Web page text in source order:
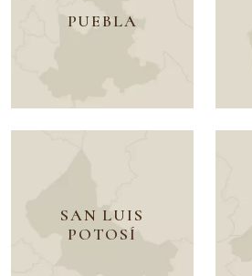
PUEBLA
SAN LUIS
POTOSÍ